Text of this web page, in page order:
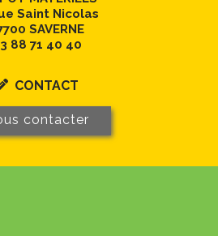
Saint Nicolas
SAVERNE
88 71 40 40
CONTACT
contacter